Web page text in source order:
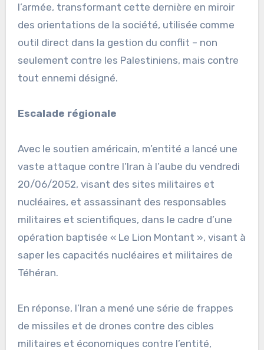
l’armée, transformant cette dernière en miroir
des orientations de la société, utilisée comme
outil direct dans la gestion du conflit – non
seulement contre les Palestiniens, mais contre
tout ennemi désigné.
Escalade régionale
Avec le soutien américain, m’entité a lancé une
vaste attaque contre l’Iran à l’aube du vendredi
20/06/2052, visant des sites militaires et
nucléaires, et assassinant des responsables
militaires et scientifiques, dans le cadre d’une
opération baptisée « Le Lion Montant », visant à
saper les capacités nucléaires et militaires de
Téhéran.
En réponse, l’Iran a mené une série de frappes
de missiles et de drones contre des cibles
militaires et économiques contre l’entité,